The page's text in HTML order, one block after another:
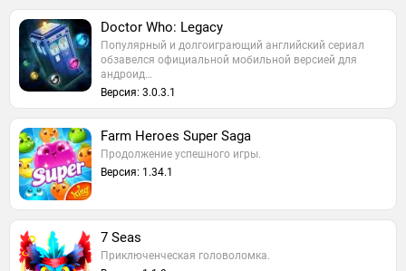
Doctor Who: Legacy
Популярный и долгоиграющий английский сериал
обзавелся официальной мобильной версией для
андроид…
Версия: 3.0.3.1
Farm Heroes Super Saga
Продолжение успешного игры.
Версия: 1.34.1
7 Seas
Приключенческая головоломка.